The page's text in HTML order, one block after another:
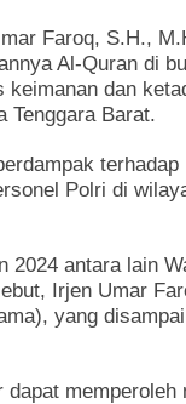
Faroq, S.H.,
Al-Quran di
dan
Tenggara Barat.
Polri di
antara lain
Irjen Umar
yang